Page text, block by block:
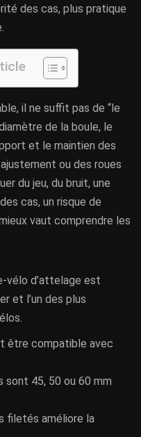
des cas, plus pratique
il ne suffit pas de “le
de la boule, le
et le maintien des
ou des roues
du jeu, du bruit, une
cas, un risque de
vaut comprendre les
vélo d’attelage est
et l’un des plus
être compatible avec
sont 45, 50 ou 60 mm
filetés améliore la